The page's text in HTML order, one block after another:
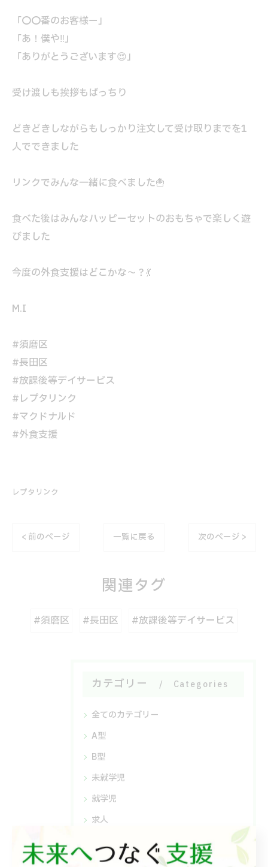
「〇〇番のお客様ー」
「あ！僕や‼」
「ありがとうございます😍」
受け渡しも挨拶もばっちり
どきどきしながらもしっかり注文して受け取りまでを1
人でできました
リンクでみんな一緒に食べました🍟
食べた後はみんなハッピーセットのおもちゃで楽しく遊
びました
今度の外食支援はどこかな～？💃
M.I
#須磨区
#長田区
#放課後等デイサービス
#レプタリンク
#マクドナルド
#外食支援
レプタリンク
< 前のページ 一覧に戻る 次のページ >
関連タグ
#須磨区 #長田区 #放課後等デイサービス
カテゴリー Categories
全てのカテゴリー
A型
B型
未就学児
就学児
求人
レプタⅡ